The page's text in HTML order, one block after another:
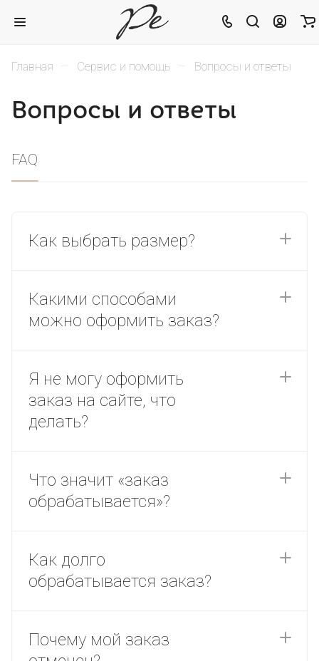
Главная Сервис и помощь Вопросы и ответы
Вопросы и ответы
FAQ
Как выбрать размер?
Какими способами
можно оформить заказ?
Я не могу оформить
заказ на сайте, что
делать?
Что значит «заказ
обрабатывается»?
Как долго
обрабатывается заказ?
Почему мой заказ